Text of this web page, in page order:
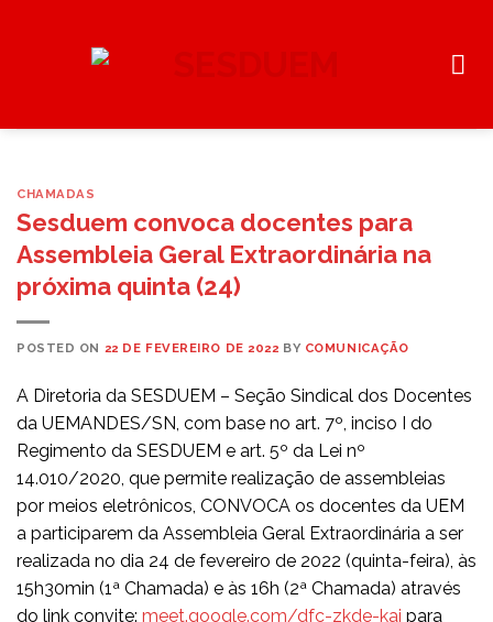
CHAMADAS
Sesduem convoca docentes para
Assembleia Geral Extraordinária na
próxima quinta (24)
POSTED ON 22 DE FEVEREIRO DE 2022 BY COMUNICAÇÃO
A Diretoria da SESDUEM – Seção Sindical dos Docentes
da UEMANDES/SN, com base no art. 7º, inciso I do
Regimento da SESDUEM e art. 5º da Lei nº
14.010/2020, que permite realização de assembleias
por meios eletrônicos, CONVOCA os docentes da UEM
a participarem da Assembleia Geral Extraordinária a ser
realizada no dia 24 de fevereiro de 2022 (quinta-feira), às
15h30min (1ª Chamada) e às 16h (2ª Chamada) através
do link convite: meet.google.com/dfc-zkde-kai para